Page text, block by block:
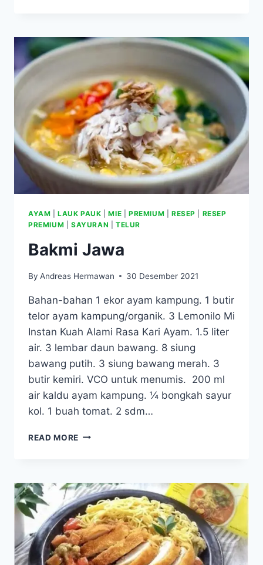
AYAM |LAUK PAUK |MIE PREMIUM RESEP
RESEP
PREMIUM
SAYURAN TELUR
Bakmi Jawa
By Andreas Hermawan 30 Desember 2021
Bahan-bahan 1 ekor ayam kampung. 1 butir
telor ayam kampung/organik. 3 Lemonilo Mi
Instan Kuah Alami Rasa Kari Ayam. 1.5 liter
air. 3 lembar daun bawang. 8 siung
bawang putih. 3 siung bawang merah. 3
butir kemiri. VCO untuk menumis. 200 ml
air kaldu ayam kampung. ¼ bongkah sayur
kol. 1 buah tomat. 2 sdm…
READ MORE BAKMI